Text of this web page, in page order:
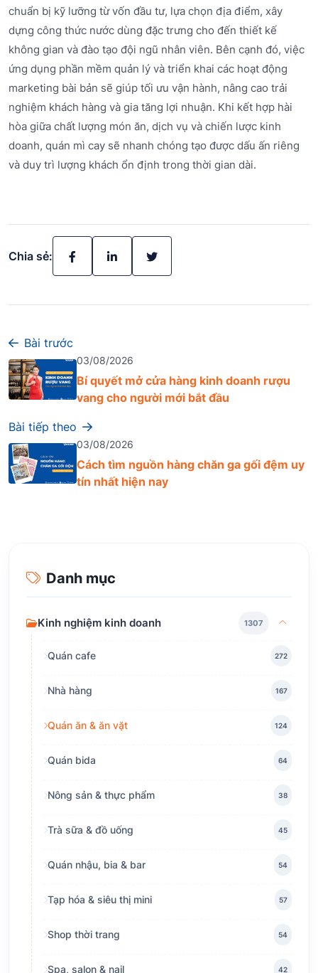
chuẩn bị kỹ lưỡng từ vốn đầu tư, lựa chọn địa điểm, xây
dựng công thức nước dùng đặc trưng cho đến thiết kế
không gian và đào tạo đội ngũ nhân viên. Bên cạnh đó, việc
ứng dụng phần mềm quản lý và triển khai các hoạt động
marketing bài bản sẽ giúp tối ưu vận hành, nâng cao trải
nghiệm khách hàng và gia tăng lợi nhuận. Khi kết hợp hài
hòa giữa chất lượng món ăn, dịch vụ và chiến lược kinh
doanh, quán mì cay sẽ nhanh chóng tạo được dấu ấn riêng
và duy trì lượng khách ổn định trong thời gian dài.
Chia sẻ:
Bài trước
03/08/2026
Bí quyết mở cửa hàng kinh doanh rượu
vang cho người mới bắt đầu
Bài tiếp theo
03/08/2026
Cách tìm nguồn hàng chăn ga gối đệm uy
tín nhất hiện nay
Danh mục
Kinh nghiệm kinh doanh 1307
Quán cafe 272
Nhà hàng 167
Quán ăn & ăn vặt 124
Quán bida 64
Nông sản & thực phẩm 38
Trà sữa & đồ uống 45
Quán nhậu, bia & bar 54
Tạp hóa & siêu thị mini 57
Shop thời trang 54
Spa, salon & nail 42